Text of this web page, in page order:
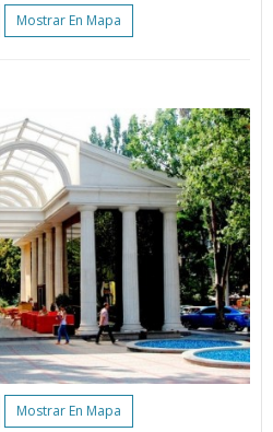
Mostrar En Mapa
Mostrar En Mapa